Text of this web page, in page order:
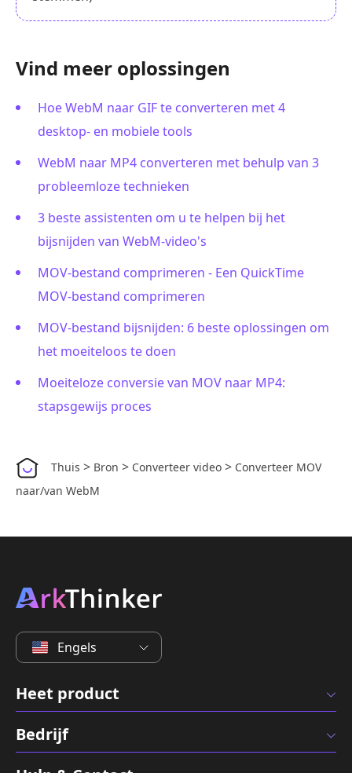
Vind meer oplossingen
Hoe WebM naar GIF te converteren met 4
desktop- en mobiele tools
WebM naar MP4 converteren met behulp van 3
probleemloze technieken
3 beste assistenten om u te helpen bij het
bijsnijden van WebM-video's
MOV-bestand comprimeren - Een QuickTime
MOV-bestand comprimeren
MOV-bestand bijsnijden: 6 beste oplossingen om
het moeiteloos te doen
Moeiteloze conversie van MOV naar MP4:
stapsgewijs proces
Thuis > Bron > Converteer video > Converteer MOV
naar/van WebM
Engels
Heet product
Bedrijf